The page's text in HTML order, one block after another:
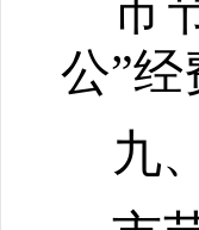
市
公”经
九